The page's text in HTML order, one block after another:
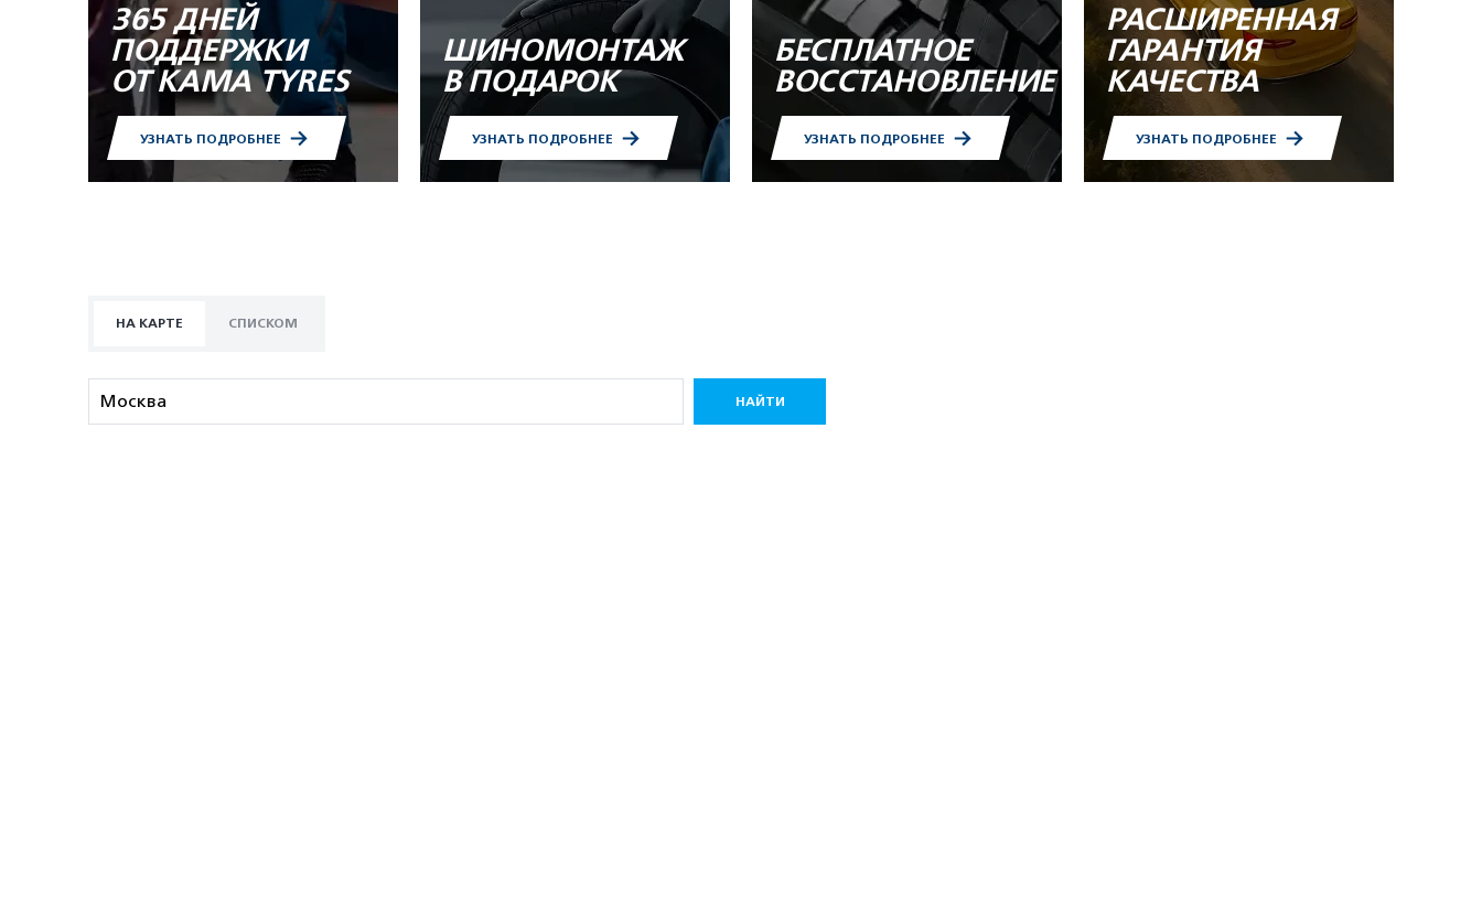
365 ДНЕЙ
ПОДДЕРЖКИ
ОТ KAMA TYRES
УЗНАТЬ ПОДРОБНЕЕ
ШИНОМОНТАЖ
В ПОДАРОК
УЗНАТЬ ПОДРОБНЕЕ
БЕСПЛАТНОЕ
ВОССТАНОВЛЕНИЕ
УЗНАТЬ ПОДРОБНЕЕ
РАСШИРЕННАЯ
ГАРАНТИЯ
КАЧЕСТВА
УЗНАТЬ ПОДРОБНЕЕ
НА КАРТЕ СПИСКОМ
НАЙТИ